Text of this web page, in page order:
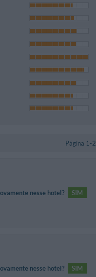
Página 1-2
nesse hotel? SIM
nesse hotel? SIM